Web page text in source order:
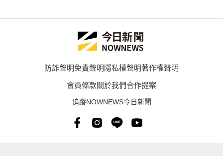
防詐聲明免責聲明隱私權聲明著作權聲明
會員條款關於我們合作提案
追蹤NOWNEWS今日新聞